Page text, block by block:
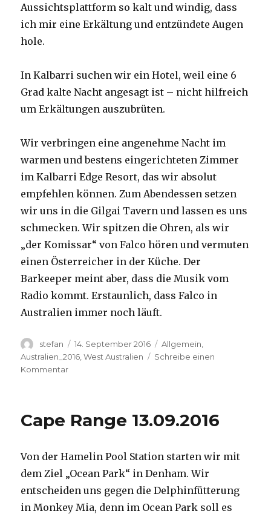
Aussichtsplattform so kalt und windig, dass
ich mir eine Erkältung und entzündete Augen
hole.
In Kalbarri suchen wir ein Hotel, weil eine 6
Grad kalte Nacht angesagt ist – nicht hilfreich
um Erkältungen auszubrüten.
Wir verbringen eine angenehme Nacht im
warmen und bestens eingerichteten Zimmer
im Kalbarri Edge Resort, das wir absolut
empfehlen können. Zum Abendessen setzen
wir uns in die Gilgai Tavern und lassen es uns
schmecken. Wir spitzen die Ohren, als wir
„der Komissar“ von Falco hören und vermuten
einen Österreicher in der Küche. Der
Barkeeper meint aber, dass die Musik vom
Radio kommt. Erstaunlich, dass Falco in
Australien immer noch läuft.
Autor
stefan
Veröffentlicht
am
14. September 2016 Kategorien
Allgemein
Australien_2016 ,West Australien
Schreibe einen
Kommentarzu
Cape Range 13.09.2016
Von der Hamelin Pool Station starten wir mit
dem Ziel „Ocean Park“ in Denham. Wir
entscheiden uns gegen die Delphinfütterung
in Monkey Mia, denn im Ocean Park soll es